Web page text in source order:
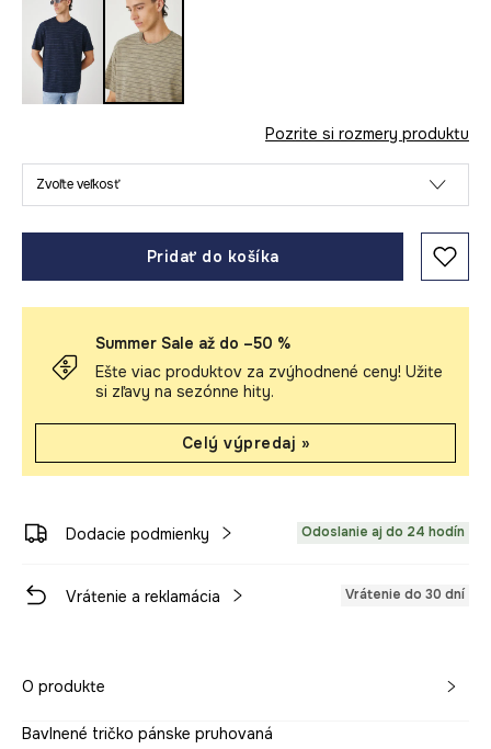
Pozrite si rozmery produktu
Zvoľte veľkosť
Pridať do košíka
Summer Sale až do –50 %
Ešte viac produktov za zvýhodnené ceny! Užite
si zľavy na sezónne hity.
Celý výpredaj »
Dodacie podmienky Odoslanie aj do 24 hodín
Vrátenie a reklamácia Vrátenie do 30 dní
O produkte
Bavlnené tričko pánske pruhovaná